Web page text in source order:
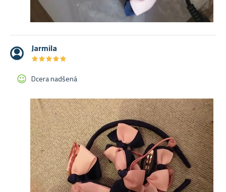
Jarmila
★★★★★
★★★★★
Dcera nadšená